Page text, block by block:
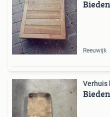
Bieden
Reeuwijk
Verhuis
Bieden